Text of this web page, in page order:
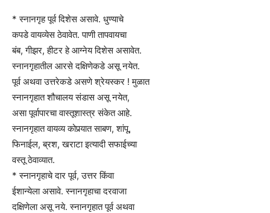
* स्नानगृह पूर्व दिशेस असावे. धुण्याचे
कपडे वायव्येस ठेवावेत. पाणी तापवायचा
बंब, गीझर, हीटर हे आग्नेय दिशेस असावेत.
स्नानगृहातील आरसे दक्षिणेकडे असू नयेत.
पूर्व अथवा उत्तरेकडे असणे श्रेयस्कर ! मुळात
स्नानगृहात शौचालय संडास असू नयेत,
असा पूर्वापारचा वास्तूशास्त्र संकेत आहे.
स्नानगृहात वायव्य कोपर्‍यात साबण, शांपू,
फिनाईल, ब्रश, खराटा इत्यादी सफाईच्या
वस्तू ठेवाव्यात.
* स्नानगृहाचे दार पूर्व, उत्तर किंवा
ईशान्येला असावे. स्नानगृहाचा दरवाजा
दक्षिणेला असू नये. स्नानगृहात पूर्व अथवा